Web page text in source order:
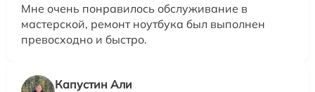
Мне очень понравилось обслуживание в
мастерской, ремонт ноутбука был выполнен
превосходно и быстро.
Капустин Али